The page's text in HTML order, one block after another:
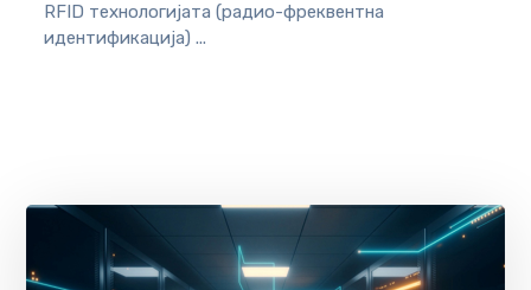
RFID технологијата (радио-фреквентна
идентификација) ...